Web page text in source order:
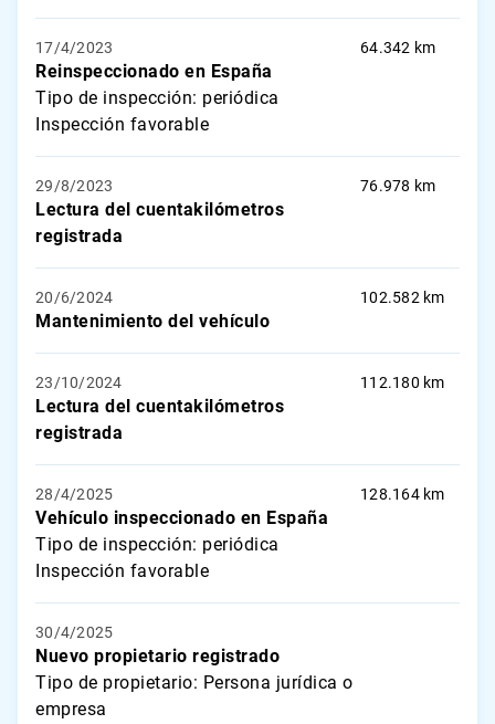
17/4/2023
Reinspeccionado en España
Tipo de inspección: periódica
Inspección favorable
64.342 km
29/8/2023
Lectura del cuentakilómetros
registrada
76.978 km
20/6/2024
Mantenimiento del vehículo
102.582 km
23/10/2024
Lectura del cuentakilómetros
registrada
112.180 km
28/4/2025
Vehículo inspeccionado en España
Tipo de inspección: periódica
Inspección favorable
128.164 km
30/4/2025
Nuevo propietario registrado
Tipo de propietario: Persona jurídica o
empresa